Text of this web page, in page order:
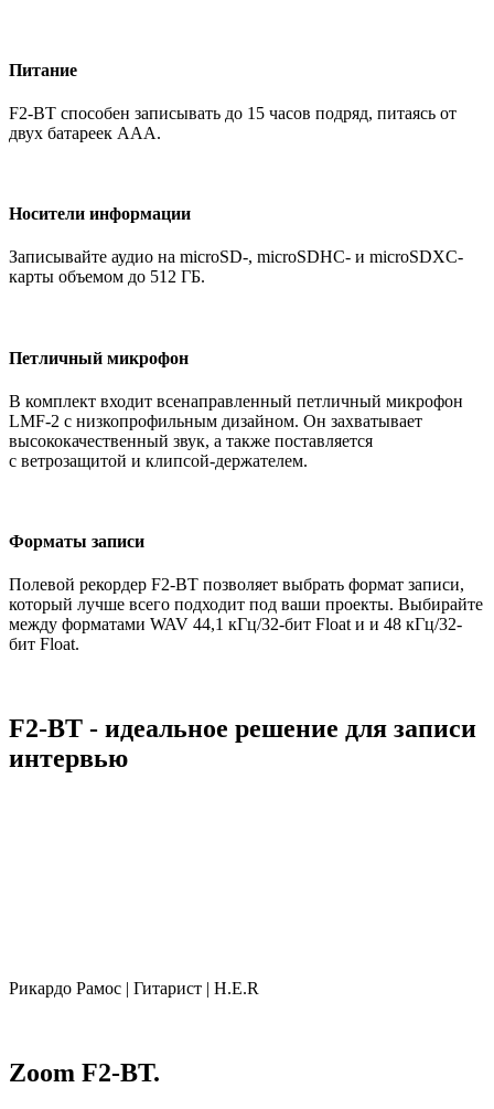
Питание
F2-BT способен записывать до 15 часов подряд, питаясь от
двух батареек AAA.
Носители информации
Записывайте аудио на microSD-, microSDHC- и microSDXC-
карты объемом до 512 ГБ.
Петличный микрофон
В комплект входит всенаправленный петличный микрофон
LMF-2 с низкопрофильным дизайном. Он захватывает
высококачественный звук, а также поставляется
с ветрозащитой и клипсой-держателем.
Форматы записи
Полевой рекордер F2-BT позволяет выбрать формат записи,
который лучше всего подходит под ваши проекты. Выбирайте
между форматами WAV 44,1 кГц/32-бит Float и и 48 кГц/32-
бит Float.
F2-BT - идеальное решение для записи
интервью
Рикардо Рамос | Гитарист | H.E.R
Zoom F2-BT.